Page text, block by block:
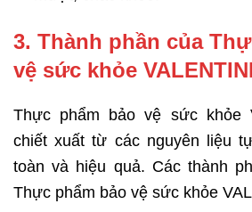
3. Thành phần của
vệ sức khỏe
Thực phẩm bảo vệ sức khỏe
chiết xuất từ các nguyên liệu
toàn và hiệu quả. Các thành
Thực phẩm bảo vệ sức khỏe